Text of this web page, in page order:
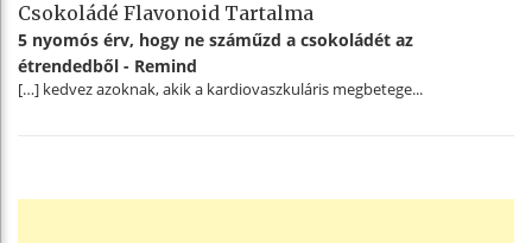
Csokoládé Flavonoid Tartalma
5 nyomós érv, hogy ne száműzd a csokoládét az
étrendedből - Remind
[…] kedvez azoknak, akik a kardiovaszkuláris megbetege...